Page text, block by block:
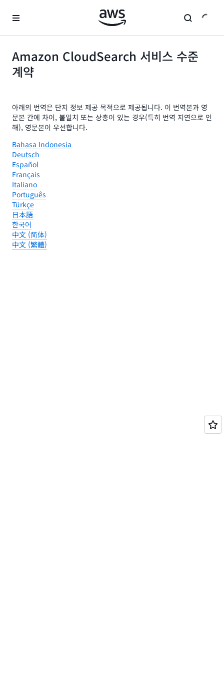
Amazon CloudSearch 서비스 수준
계약
아래의 번역은 단지 정보 제공 목적으로 제공됩니다. 이 번역본과 영
문본 간에 차이, 불일치 또는 상충이 있는 경우(특히 번역 지연으로 인
해), 영문본이 우선합니다.
Bahasa Indonesia
Deutsch
Español
Français
Italiano
Português
Türkçe
日本語
한국어
中文 (简体)
中文 (繁體)